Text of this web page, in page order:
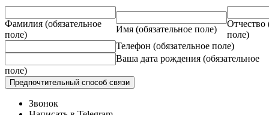
Фамилия (обязательное
поле)
Имя (обязательное поле)
Отчество
поле)
Телефон (обязательное поле)
Ваша дата рождения (обязательное
поле)
Предпочтительный способ связи
Звонок